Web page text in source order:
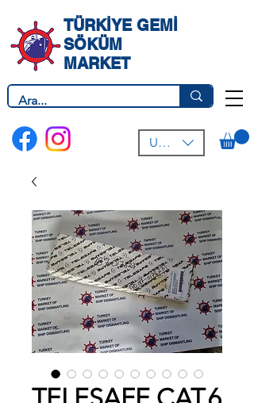
TÜRKİYE GEMİ
SÖKÜM
MARKET
USD ($)